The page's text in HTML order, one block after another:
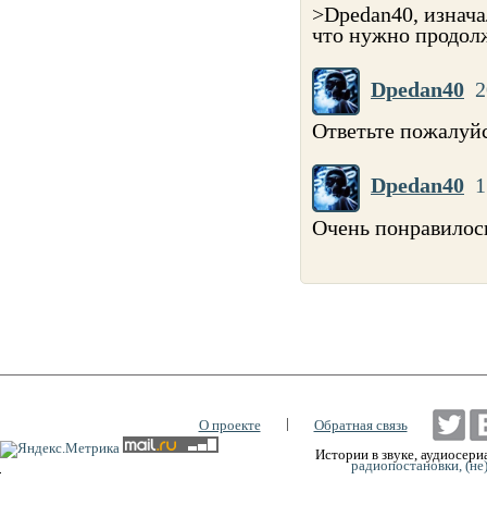
>Dpedan40,
что нужно
Dpedan40
Ответьте
Dpedan40
Очень
О проекте |
Обратная связь
Истории в звуке,
радиопостановки,